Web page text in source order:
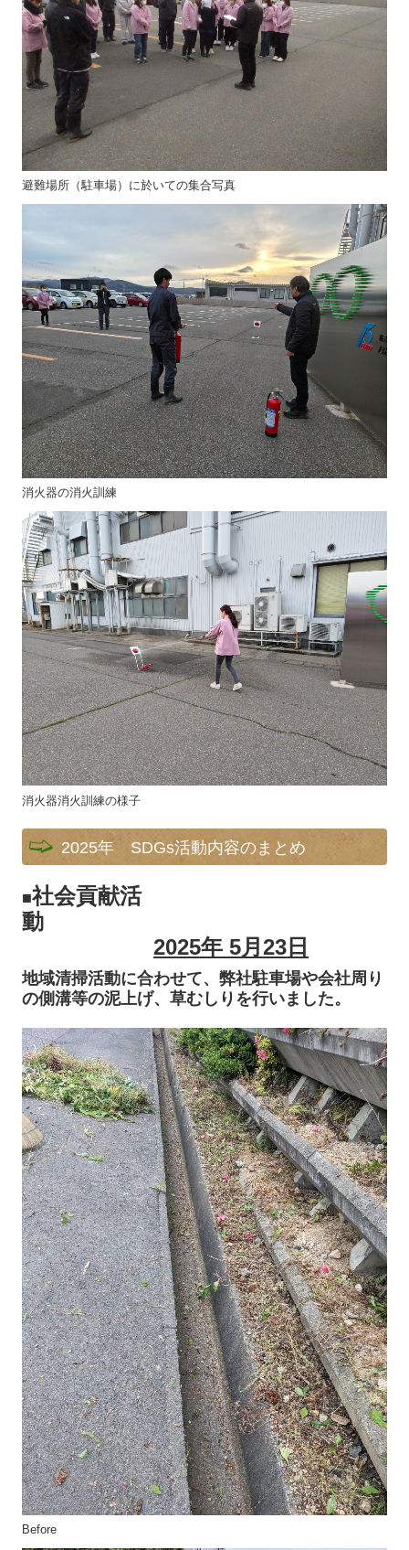
避難場所（駐車場）に於いての集合写真
消火器の消火訓練
消火器消火訓練の様子
2025年 SDGs活動内容のまとめ
■社会貢献活
動
2025年 5月23 日
地域清掃活動に合わせて、弊社駐車場や会社周り
の側溝等の泥上げ、草むしりを行いました。
Before